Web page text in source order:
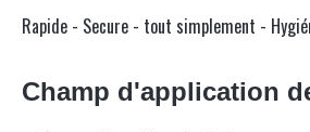
Rapide - Secure - tout simplement -
Champ d'application